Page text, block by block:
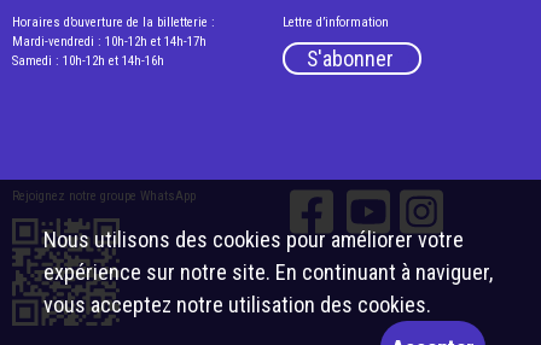
Horaires d’ouverture de la billetterie :
Mardi-vendredi : 10h-12h et 14h-17h
Samedi : 10h-12h et 14h-16h
Lettre d’information
S'abonner
Rejoignez notre groupe WhatsApp
Nous utilisons des cookies pour améliorer votre
expérience sur notre site. En continuant à naviguer,
vous acceptez notre utilisation des cookies.